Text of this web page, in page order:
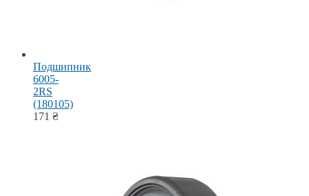
Подшипник
6005-
2RS
(180105)
171 ₴